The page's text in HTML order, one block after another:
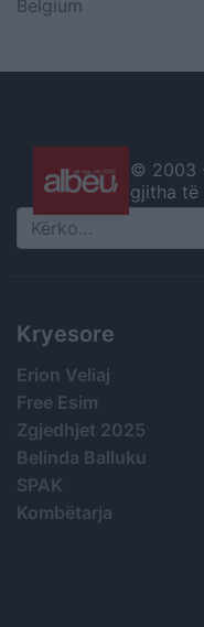
Belgium
© 2003
gjitha të
Search
Kryesore
Erion Veliaj
Free Esim
Zgjedhjet 2025
Belinda Balluku
SPAK
Kombëtarja